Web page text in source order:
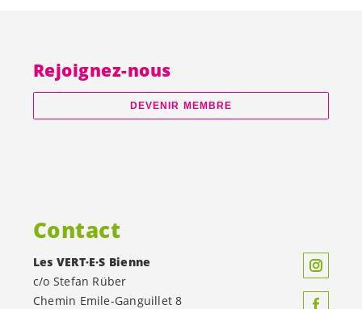
Rejoignez-nous
DEVENIR MEMBRE
Contact
Les VERT·E·S Bienne
c/o Stefan Rüber
Chemin Emile-Ganguillet 8